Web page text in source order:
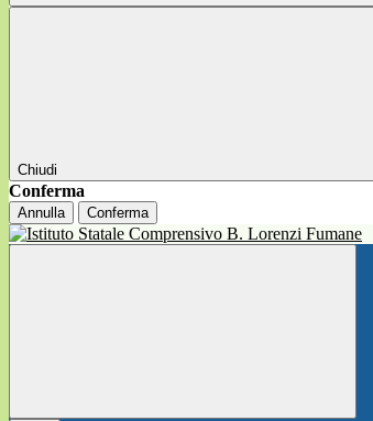
Chiudi
Conferma
Annulla Conferma